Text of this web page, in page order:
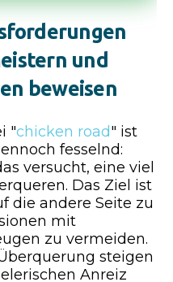
und
beweisen
"chicken road" ist
fesselnd:
versucht, eine viel
Das Ziel ist
die andere Seite zu
mit
zu vermeiden.
steigen
Anreiz